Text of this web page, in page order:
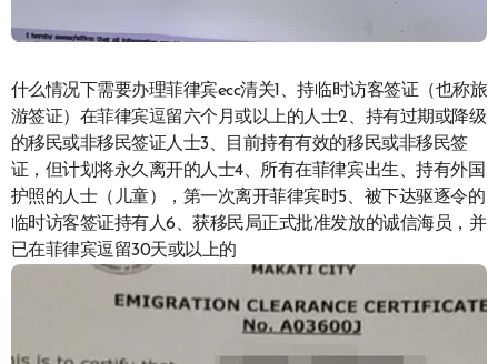
什么情况下需要办理菲律宾ecc清关1、持临时访客签证（也称旅
游签证）在菲律宾逗留六个月或以上的人士2、持有过期或降级
的移民或非移民签证人士3、目前持有有效的移民或非移民签
证，但计划将永久离开的人士4、所有在菲律宾出生、持有外国
护照的人士（儿童），第一次离开菲律宾时5、被下达驱逐令的
临时访客签证持有人6、获移民局正式批准发放的诚信海员，并
已在菲律宾逗留30天或以上的